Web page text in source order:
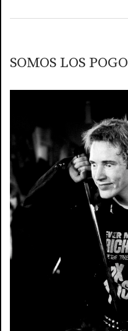
SOMOS LOS POGO